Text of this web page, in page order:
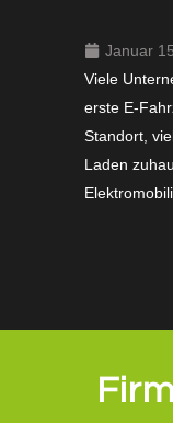
Januar
Viele
erste E-
Standort,
Laden